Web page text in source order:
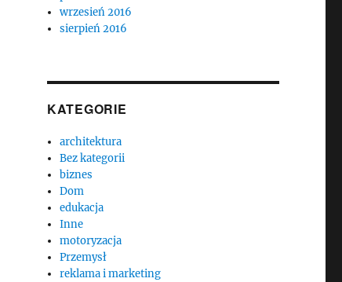
wrzesień 2016
sierpień 2016
KATEGORIE
architektura
Bez kategorii
biznes
Dom
edukacja
Inne
motoryzacja
Przemysł
reklama i marketing